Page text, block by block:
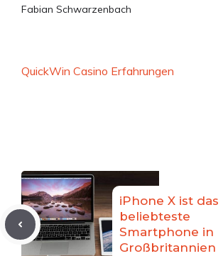
Fabian Schwarzenbach
QuickWin Casino Erfahrungen
iPhone X ist das
beliebteste
Smartphone in
Großbritannien